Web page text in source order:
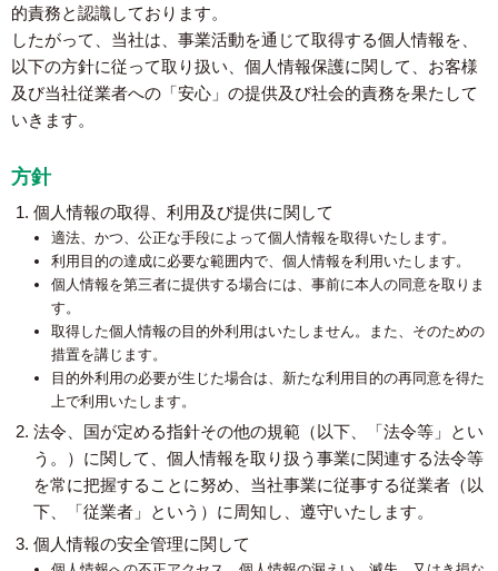
的責務と認識しております。
したがって、当社は、事業活動を通じて取得する個人情報を、
以下の方針に従って取り扱い、個人情報保護に関して、お客様
及び当社従業者への「安心」の提供及び社会的責務を果たして
いきます。
方針
個人情報の取得、利用及び提供に関して
適法、かつ、公正な手段によって個人情報を取得いたします。
利用目的の達成に必要な範囲内で、個人情報を利用いたします。
個人情報を第三者に提供する場合には、事前に本人の同意を取りま
す。
取得した個人情報の目的外利用はいたしません。また、そのための
措置を講じます。
目的外利用の必要が生じた場合は、新たな利用目的の再同意を得た
上で利用いたします。
法令、国が定める指針その他の規範（以下、「法令等」とい
う。）に関して、個人情報を取り扱う事業に関連する法令等
を常に把握することに努め、当社事業に従事する従業者（以
下、「従業者」という）に周知し、遵守いたします。
個人情報の安全管理に関して